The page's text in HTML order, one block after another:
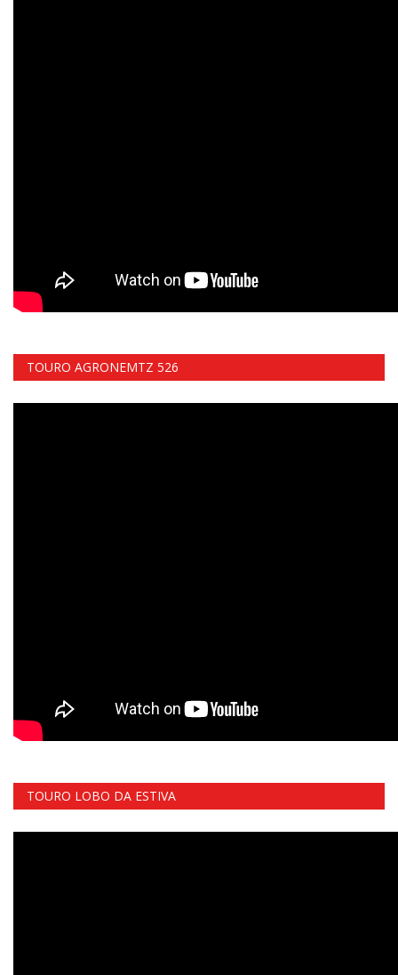
TOURO AGRONEMTZ 526
TOURO LOBO DA ESTIVA